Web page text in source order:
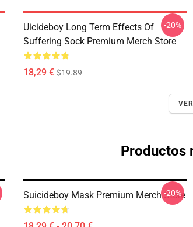
Uicideboy Long Term Effects Of
Suffering Sock Premium Merch Store
18,29 € $19.89
-20%
Productos
Suicideboy Mask Premium Merch Store
-20%